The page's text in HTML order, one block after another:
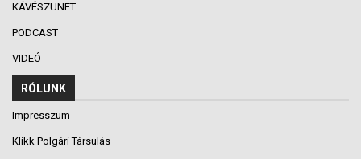
KÁVÉSZÜNET
PODCAST
VIDEÓ
RÓLUNK
Impresszum
Klikk Polgári Társulás